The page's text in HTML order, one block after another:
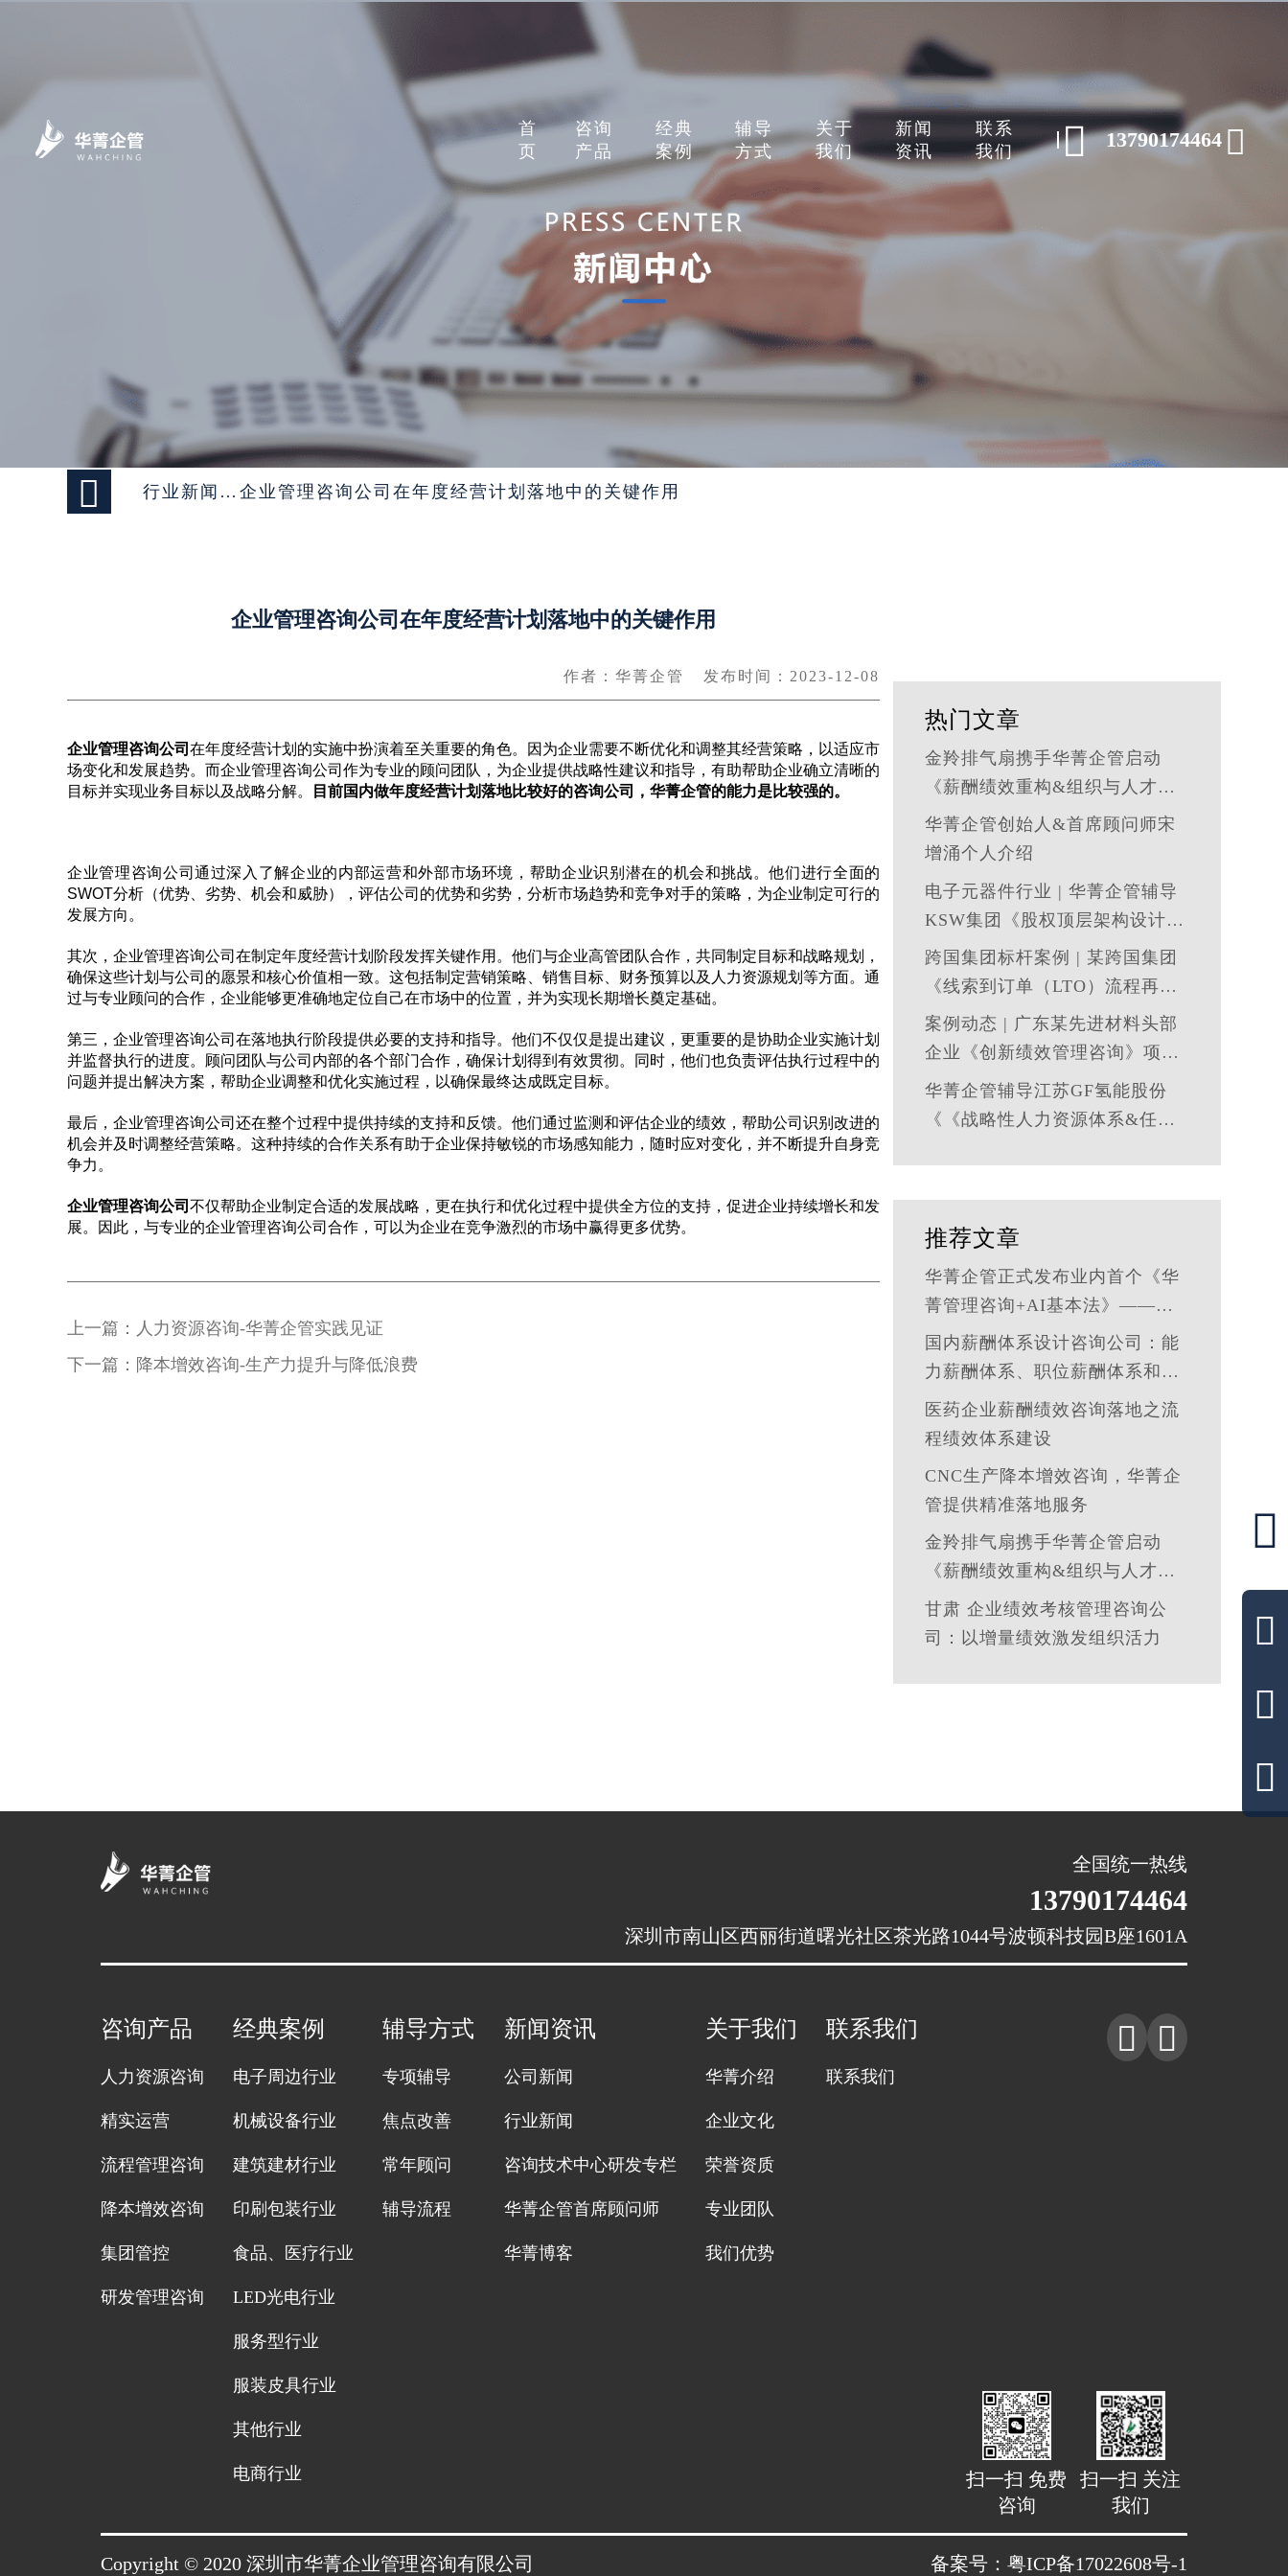
首
页
咨询
产品
经典
案例
辅导
方式
关于
我们
新闻
资讯
联系
我们
 13790174464 




 行业新闻 > 企业管理咨询公司在年度经营计划落地中的关键作用
企业管理咨询公司在年度经营计划落地中的关键作用
作者：华菁企管 发布时间：2023-12-08
企业管理咨询公司在年度经营计划的实施中扮演着至关重要的角色。因为企业需要不断优化和调整其经营策略，以适应市
场变化和发展趋势。而企业管理咨询公司作为专业的顾问团队，为企业提供战略性建议和指导，有助帮助企业确立清晰的
目标并实现业务目标以及战略分解。
目前国内做年度经营计划落地比较好的咨询公司，华菁企管的能力是比较强的。
企业管理咨询公司通过深入了解企业的内部运营和外部市场环境，帮助企业识别潜在的机会和挑战。他们进行全面的
SWOT分析（优势、劣势、机会和威胁），评估公司的优势和劣势，分析市场趋势和竞争对手的策略，为企业制定可行的
发展方向。
其次，企业管理咨询公司在制定年度经营计划阶段发挥关键作用。他们与企业高管团队合作，共同制定目标和战略规划，
确保这些计划与公司的愿景和核心价值相一致。这包括制定营销策略、销售目标、财务预算以及人力资源规划等方面。通
过与专业顾问的合作，企业能够更准确地定位自己在市场中的位置，并为实现长期增长奠定基础。
第三，企业管理咨询公司在落地执行阶段提供必要的支持和指导。他们不仅仅是提出建议，更重要的是协助企业实施计划
并监督执行的进度。顾问团队与公司内部的各个部门合作，确保计划得到有效贯彻。同时，他们也负责评估执行过程中的
问题并提出解决方案，帮助企业调整和优化实施过程，以确保最终达成既定目标。
最后，企业管理咨询公司还在整个过程中提供持续的支持和反馈。他们通过监测和评估企业的绩效，帮助公司识别改进的
机会并及时调整经营策略。这种持续的合作关系有助于企业保持敏锐的市场感知能力，随时应对变化，并不断提升自身竞
争力。
企业管理咨询公司不仅帮助企业制定合适的发展战略，更在执行和优化过程中提供全方位的支持，促进企业持续增长和发
展。因此，与专业的企业管理咨询公司合作，可以为企业在竞争激烈的市场中赢得更多优势。
上一篇：人力资源咨询-华菁企管实践见证
下一篇：降本增效咨询-生产力提升与降低浪费
热门文章
金羚排气扇携手华菁企管启动
《薪酬绩效重构&组织与人才发
展体系》管理咨询公司
华菁企管创始人&首席顾问师宋
增涌个人介绍
电子元器件行业 | 华菁企管辅导
KSW集团《股权顶层架构设计及
股权激励》管理咨询项目结案
跨国集团标杆案例 | 某跨国集团
《线索到订单（LTO）流程再造
与资源优化》 管理咨询项目圆满
落地
案例动态 | 广东某先进材料头部
企业《创新绩效管理咨询》项目
启动
华菁企管辅导江苏GF氢能股份
《《战略性人力资源体系&任职
推荐文章
华菁企管正式发布业内首个《华
菁管理咨询+AI基本法》——让
管理定义技术，让洞察引领智能
国内薪酬体系设计咨询公司：能
力薪酬体系、职位薪酬体系和技
能薪酬体系的使用场景
医药企业薪酬绩效咨询落地之流
程绩效体系建设
CNC生产降本增效咨询，华菁企
管提供精准落地服务
金羚排气扇携手华菁企管启动
《薪酬绩效重构&组织与人才发
展体系》管理咨询公司
甘肃 企业绩效考核管理咨询公
司：以增量绩效激发组织活力
全国统一热线
13790174464
深圳市南山区西丽街道曙光社区茶光路1044号波顿科技园B座1601A
咨询产品
人力资源咨询
精实运营
流程管理咨询
降本增效咨询
集团管控
研发管理咨询
经典案例
电子周边行业
机械设备行业
建筑建材行业
印刷包装行业
食品、医疗行业
LED光电行业
服务型行业
服装皮具行业
其他行业
电商行业
辅导方式
专项辅导
焦点改善
常年顾问
辅导流程
新闻资讯
公司新闻
行业新闻
咨询技术中心研发专栏
华菁企管首席顾问师
华菁博客
关于我们
华菁介绍
企业文化
荣誉资质
专业团队
我们优势
联系我们
联系我们
 
扫一扫 免费
咨询
扫一扫 关注
我们
Copyright © 2020 深圳市华菁企业管理咨询有限公司 备案号：粤ICP备17022608号-1